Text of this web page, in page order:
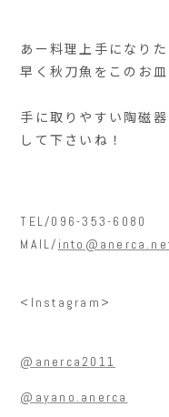
あー料理上手になり
早く秋刀魚をこのお
手に取りやすい陶磁
して下さいね！
TEL/096-353-6080
MAIL/
<Instagram>
@anerca2011
@ayano.anerca